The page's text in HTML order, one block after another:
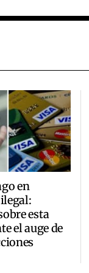
en
esta
el auge de